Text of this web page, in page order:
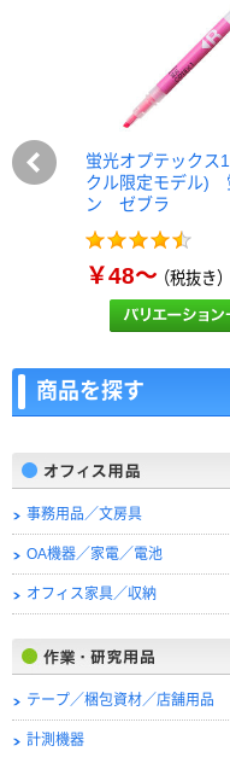
蛍光オプテックス
クル限定モデル)
ン ゼブラ
￥48～（税抜き）
商品を探す
事務用品／文房具
OA機器／家電／電池
オフィス家具／収納
テープ／梱包資材／店舗用品
計測機器